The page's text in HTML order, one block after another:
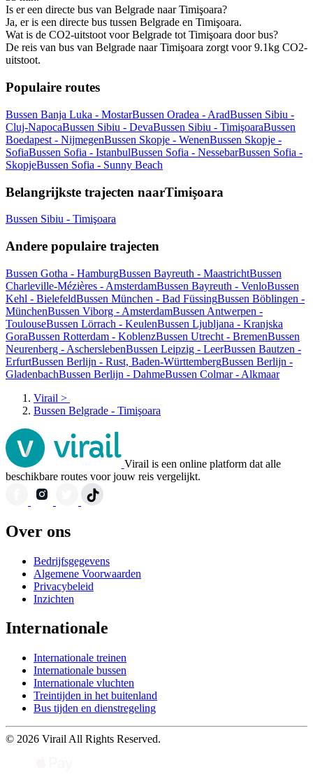
Is er een directe bus van Belgrade naar Timişoara?
Ja, er is een directe bus tussen Belgrade en Timişoara.
Wat is de CO2-uitstoot voor Belgrade tot Timişoara door bus?
De reis van bus van Belgrade naar Timişoara zorgt voor 9.1kg CO2-
uitstoot.
Populaire routes
Bussen Banja Luka - MostarBussen Oradea - AradBussen Sibiu -
Cluj-NapocaBussen Sibiu - DevaBussen Sibiu - TimişoaraBussen
Boedapest - NijmegenBussen Skopje - WenenBussen Skopje -
SofiaBussen Sofia - IstanbulBussen Sofia - NessebarBussen Sofia -
SkopjeBussen Sofia - Sunny Beach
Belangrijkste trajecten naarTimişoara
Bussen Sibiu - Timişoara
Andere populaire trajecten
Bussen Gotha - HamburgBussen Bayreuth - MaastrichtBussen
Charleville-Mézières - AmsterdamBussen Bayreuth - VenloBussen
Kehl - BielefeldBussen München - Bad FüssingBussen Böblingen -
MünchenBussen Viborg - AmsterdamBussen Antwerpen -
ToulouseBussen Lörrach - KeulenBussen Ljubljana - Kranjska
GoraBussen Rotterdam - KoblenzBussen Utrecht - BremenBussen
Neurenberg - AscherslebenBussen Leipzig - LeerBussen Bautzen -
ErfurtBussen Berlijn - Rust, Baden-WürttembergBussen Berlijn -
GladenbachBussen Berlijn - DahmeBussen Colmar - Alkmaar
Virail >
Bussen Belgrade - Timişoara
Virail is een online platform dat alle
beschikbare routes voor jouw reis vergelijkt.
Over ons
Bedrijfsgegevens
Algemene Voorwaarden
Privacybeleid
Inzichten
Internationale
Internationale treinen
Internationale bussen
Internationale vluchten
Treintijden in het buitenland
Bus tijden en dienstregeling
© 2026 Virail All Rights Reserved.